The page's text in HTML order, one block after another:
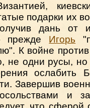
подарки их
дань от
прежде Игорь
К войне
не одни русы, но
ослабить
Завершив
и